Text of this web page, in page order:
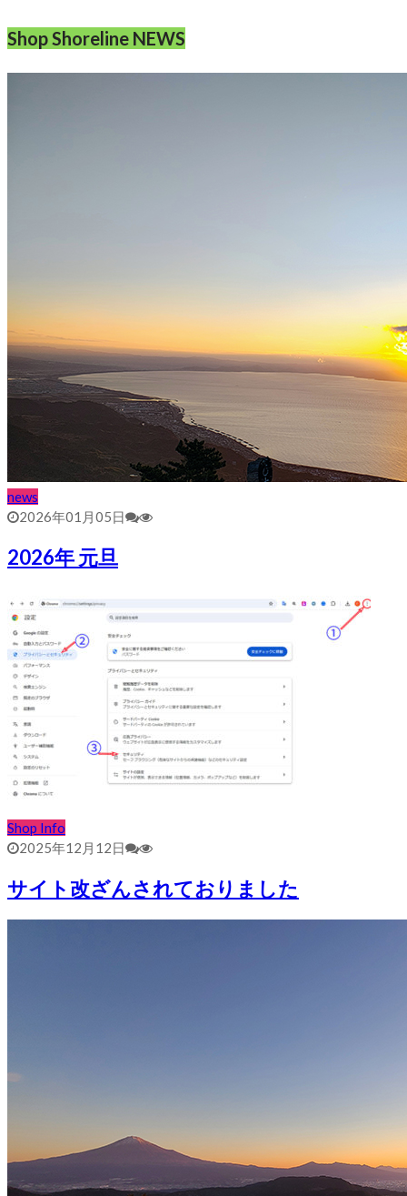
Shop Shoreline NEWS
news
2026年01月05日
2026年 元旦
Shop Info
2025年12月12日
サイト改ざんされておりました